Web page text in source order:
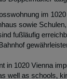
Doppelmakler tätig.
im
sowie
fußläufig